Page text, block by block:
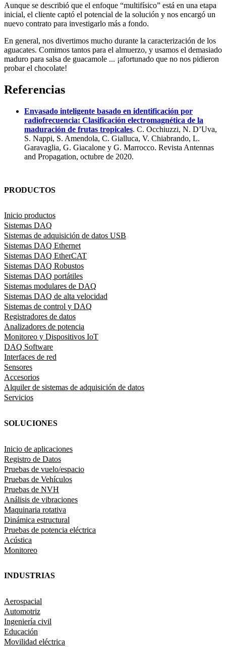
Aunque se describió que el enfoque “multifísico” está en una etapa
inicial, el cliente captó el potencial de la solución y nos encargó un
nuevo contrato para investigarlo más a fondo.
En general, nos divertimos mucho durante la caracterización de los
aguacates. Comimos tantos para el almuerzo, y usamos el demasiado
maduro para salsa de guacamole ... ¡afortunado que no nos pidieron
probar el chocolate!
Referencias
Envasado inteligente basado en identificación por
radiofrecuencia: Clasificación electromagnética de la
maduración de frutas tropicales. C. Occhiuzzi, N. D’Uva,
S. Nappi, S. Amendola, C. Gialluca, V. Chiabrando, L.
Garavaglia, G. Giacalone y G. Marrocco. Revista Antennas
and Propagation, octubre de 2020.
PRODUCTOS
Inicio productos
Sistemas DAQ
Sistemas de adquisición de datos USB
Sistemas DAQ Ethernet
Sistemas DAQ EtherCAT
Sistemas DAQ Robustos
Sistemas DAQ portátiles
Sistemas modulares de DAQ
Sistemas DAQ de alta velocidad
Sistemas de control y DAQ
Registradores de datos
Analizadores de potencia
Monitoreo y Dispositivos IoT
DAQ Software
Interfaces de red
Sensores
Accesorios
Alquiler de sistemas de adquisición de datos
Servicios
SOLUCIONES
Inicio de aplicaciones
Registro de Datos
Pruebas de vuelo/espacio
Pruebas de Vehículos
Pruebas de NVH
Análisis de vibraciones
Maquinaria rotativa
Dinámica estructural
Pruebas de potencia eléctrica
Acústica
Monitoreo
INDUSTRIAS
Aerospacial
Automotriz
Ingeniería civil
Educación
Movilidad eléctrica